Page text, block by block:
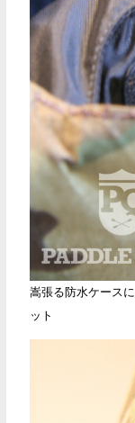
嵩張る防水ケース
ット